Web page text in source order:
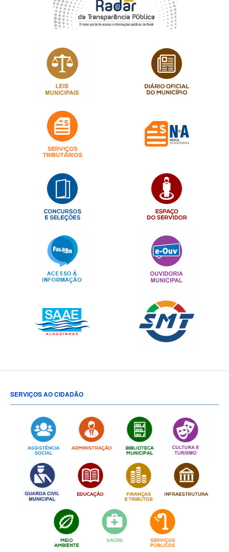
SERVIÇOS AO CIDADÃO